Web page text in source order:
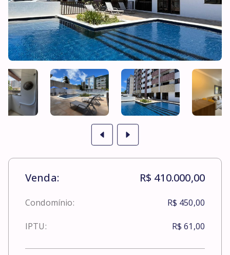
Venda: R$ 410.000,00
Condomínio: R$ 450,00
IPTU: R$ 61,00